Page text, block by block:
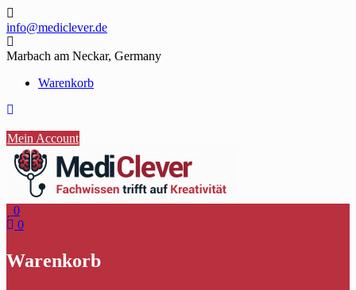
Skip
to
content
info@mediclever.de
Marbach am Neckar, Germany
Warenkorb
Mein Account
0
0
Warenkorb